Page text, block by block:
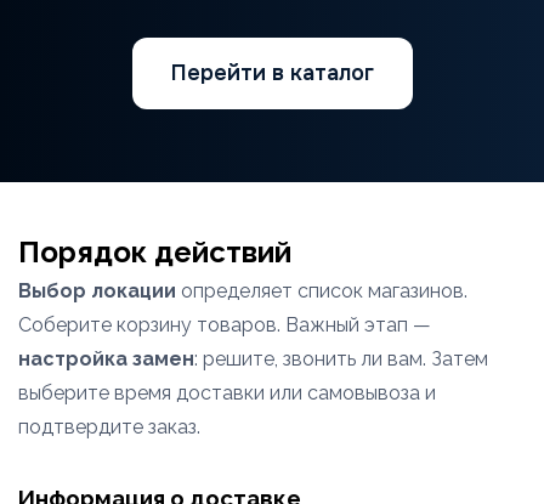
Перейти в каталог
Порядок действий
Выбор локации определяет список магазинов.
Соберите корзину товаров. Важный этап —
настройка замен: решите, звонить ли вам. Затем
выберите время доставки или самовывоза и
подтвердите заказ.
Информация о доставке